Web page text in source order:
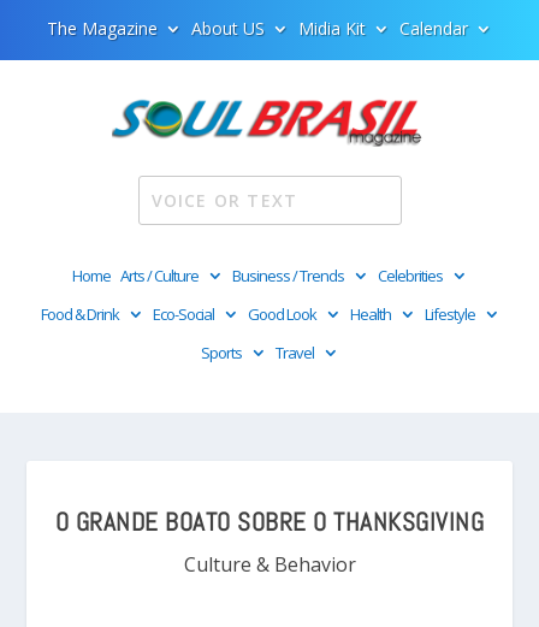
The Magazine About US Midia Kit Calendar
Home Arts / Culture Business / Trends
Celebrities
Food & Drink
Eco-Social Good Look Health
Lifestyle
Sports
Travel
O GRANDE BOATO SOBRE O THANKSGIVING
Culture & Behavior